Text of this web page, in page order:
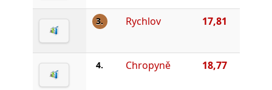
3. Rychlov 17,81
4. Chropyně 18,77